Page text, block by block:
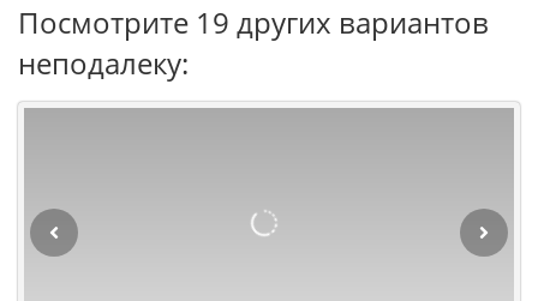
Посмотрите 19 других вариантов
неподалеку: